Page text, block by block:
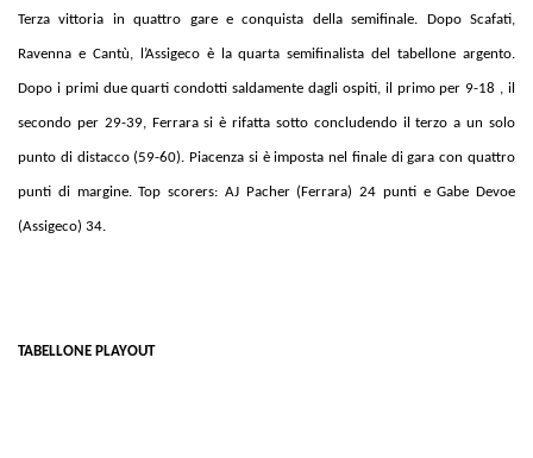
Terza vittoria in quattro gare e conquista della semifinale. Dopo Scafati,
Ravenna e Cantù, l’Assigeco è la quarta semifinalista del tabellone argento.
Dopo i primi due quarti condotti saldamente dagli ospiti, il primo per 9-18 , il
secondo per 29-39, Ferrara si è rifatta sotto concludendo il terzo a un solo
punto di distacco (59-60). Piacenza si è imposta nel finale di gara con quattro
punti di margine. Top scorers: AJ Pacher (Ferrara) 24 punti e Gabe Devoe
(Assigeco) 34.
TABELLONE PLAYOUT